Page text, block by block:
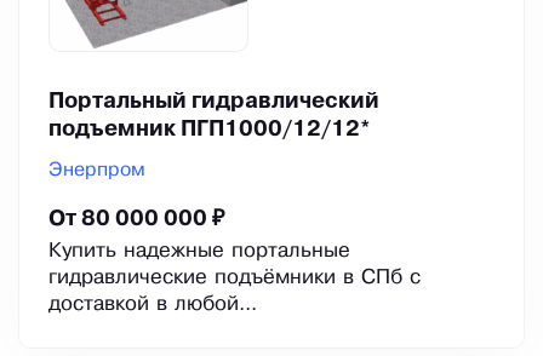
Портальный гидравлический
подъемник ПГП1000/12/12*
Энерпром
От 80 000 000 ₽
Купить надежные портальные
гидравлические подъёмники в СПб с
доставкой в любой...